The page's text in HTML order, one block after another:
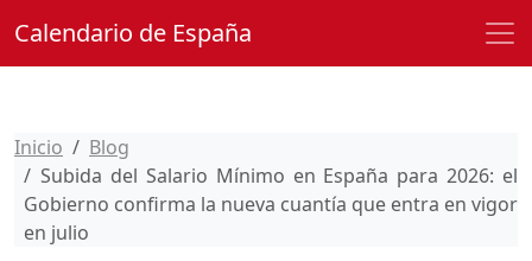
Calendario de España
Inicio
Blog
Subida del Salario Mínimo en España para 2026: el
Gobierno confirma la nueva cuantía que entra en vigor
en julio